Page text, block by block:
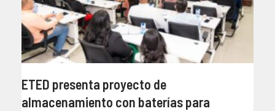
ETED presenta proyecto de
almacenamiento con baterías para